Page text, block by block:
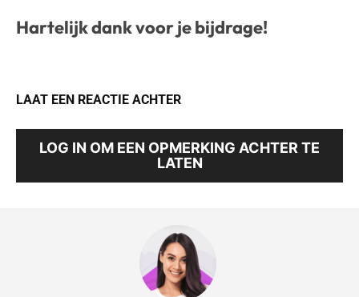
Hartelijk dank voor je bijdrage!
LAAT EEN REACTIE ACHTER
LOG IN OM EEN OPMERKING ACHTER TE
LATEN